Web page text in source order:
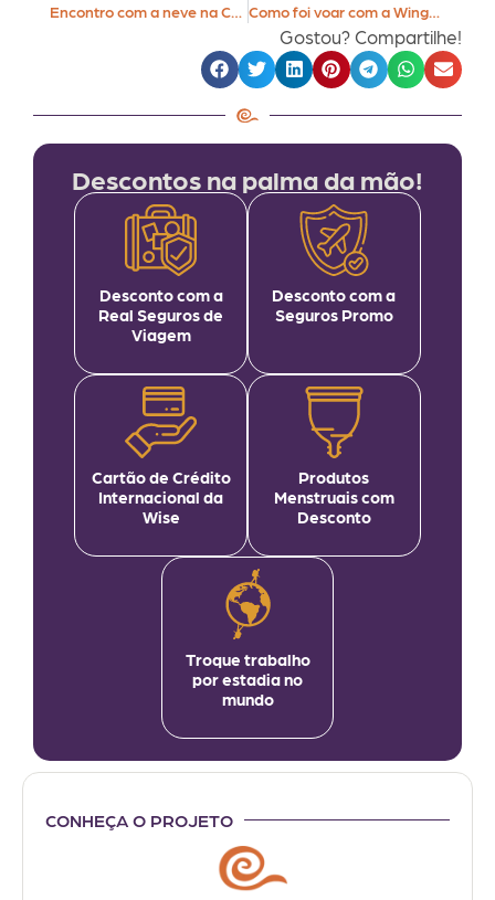
Como foi voar com a Wingo? [2023]
Gostou? Compartilhe!
Descontos na palma da mão!
Desconto com a
Real Seguros de
Viagem
Desconto com a
Seguros Promo
Cartão de Crédito
Internacional da
Wise
Produtos
Menstruais com
Desconto
Troque trabalho
por estadia no
mundo
CONHEÇA O PROJETO